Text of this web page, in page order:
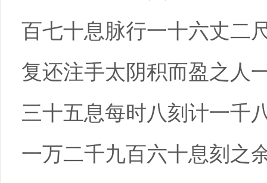
百七十息脉行一十六丈二
复还注手太阴积而盈之人
三十五息每时八刻计一千
一万二千九百六十息刻之